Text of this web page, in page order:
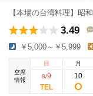
【本場の台湾料理】昭
3.49
￥5,000～￥5,999
空席
情報
日
8/9
月
10